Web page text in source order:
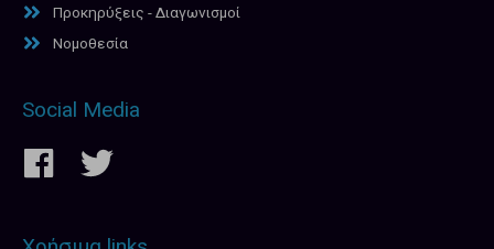
Προκηρύξεις - Διαγωνισμοί
Νομοθεσία
Social Media